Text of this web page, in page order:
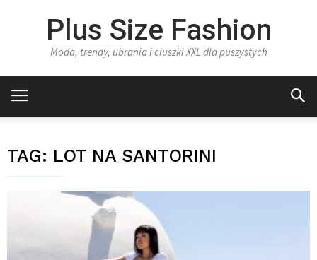
Plus Size Fashion
Moda, trendy, ubrania i ciuszki XXL dla puszystych
TAG: LOT NA SANTORINI